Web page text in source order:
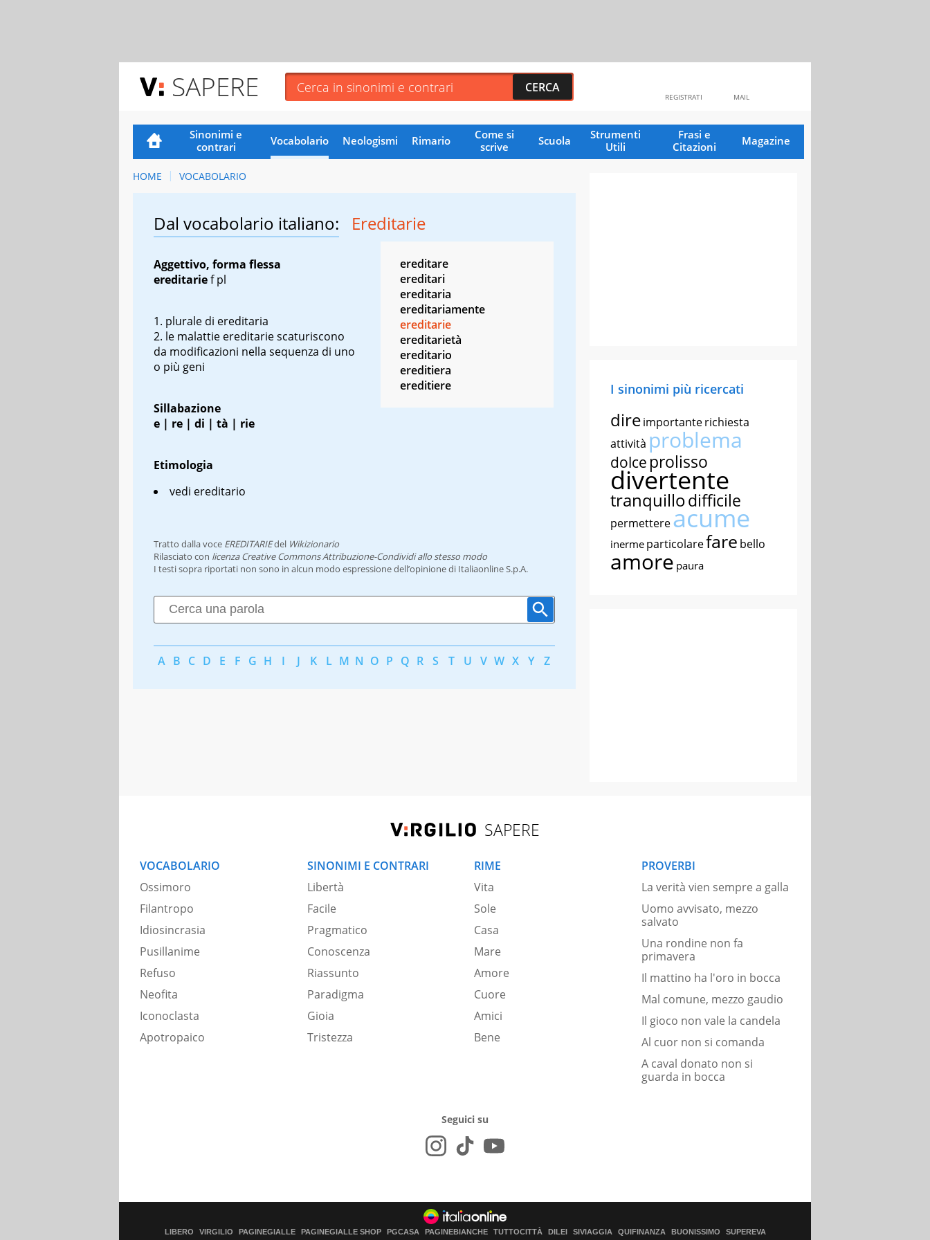
SAPERE MAIL
REGISTRATI
Sinonimi e
contrari
Vocabolario Neologismi Rimario
Come si
scrive
Scuola
Strumenti
Utili
Frasi e
Citazioni
Magazine
HOME VOCABOLARIO
Dal vocabolario italiano: Ereditarie
Aggettivo, forma flessa
ereditarief pl
plurale di ereditaria
le malattie ereditarie scaturiscono
da modificazioni nella sequenza di uno
o più geni
Sillabazione
e | re | di | tà | rie
Etimologia
vedi ereditario
ereditare
ereditari
ereditaria
ereditariamente
ereditarie
ereditarietà
ereditario
ereditiera
ereditiere
Tratto dalla voce EREDITARIEdel Wikizionario
Rilasciato con licenza Creative Commons Attribuzione-Condividi allo stesso modo
I testi sopra riportati non sono in alcun modo espressione dell’opinione di Italiaonline S.p.A.
A B C D E F G H I J K L M N O P Q R S T U V W X Y Z
I sinonimi più ricercati
direimportanterichiesta
attività problema
dolce prolisso
divertente
tranquillodifficile
permettereacume
inerme particolarefare bello
amore paura
SAPERE
VOCABOLARIO
Ossimoro
Filantropo
Idiosincrasia
Pusillanime
Refuso
Neofita
Iconoclasta
Apotropaico
SINONIMI E CONTRARI
Libertà
Facile
Pragmatico
Conoscenza
Riassunto
Paradigma
Gioia
Tristezza
RIME
Vita
Sole
Casa
Mare
Amore
Cuore
Amici
Bene
PROVERBI
La verità vien sempre a galla
Uomo avvisato, mezzo
salvato
Una rondine non fa
primavera
Il mattino ha l'oro in bocca
Mal comune, mezzo gaudio
Il gioco non vale la candela
Al cuor non si comanda
A caval donato non si
guarda in bocca
Seguici su
LIBERO VIRGILIO PAGINEGIALLE PAGINEGIALLE SHOP PGCASA PAGINEBIANCHE TUTTOCITTÀ DILEI SIVIAGGIA QUIFINANZA BUONISSIMO SUPEREVA